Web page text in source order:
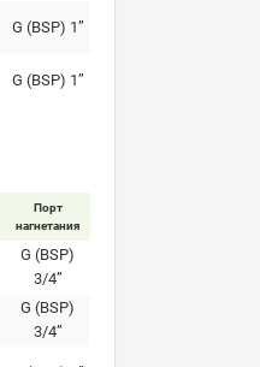
G (BSP) 1”
G (BSP) 1”
Порт
нагнетания
G (BSP)
3/4”
G (BSP)
3/4”